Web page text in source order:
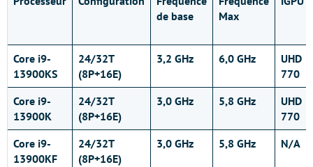
de base
Max
Core i9-
13900KS
24/32T
(8P+16E)
3,2 GHz 6,0 GHz
UHD
770
Core i9-
13900K
24/32T
(8P+16E)
3,0 GHz 5,8 GHz
UHD
770
Core i9-
13900KF
24/32T
(8P+16E)
3,0 GHz 5,8 GHz N/A